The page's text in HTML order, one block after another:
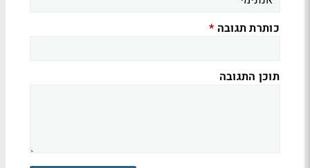
כותרת תגובה *
תוכן התגובה